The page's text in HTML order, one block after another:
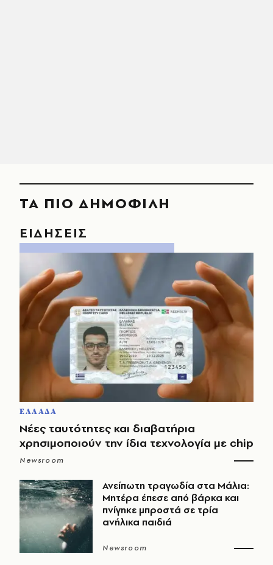
ΤΑ ΠΙΟ ΔΗΜΟΦΙΛΗ
ΕΙΔΗΣΕΙΣ
ΕΛΛΑΔΑ
Νέες ταυτότητες και διαβατήρια
χρησιμοποιούν την ίδια τεχνολογία με chip
Newsroom
Ανείπωτη τραγωδία στα Μάλια:
Μητέρα έπεσε από βάρκα και
πνίγηκε μπροστά σε τρία
ανήλικα παιδιά
Newsroom